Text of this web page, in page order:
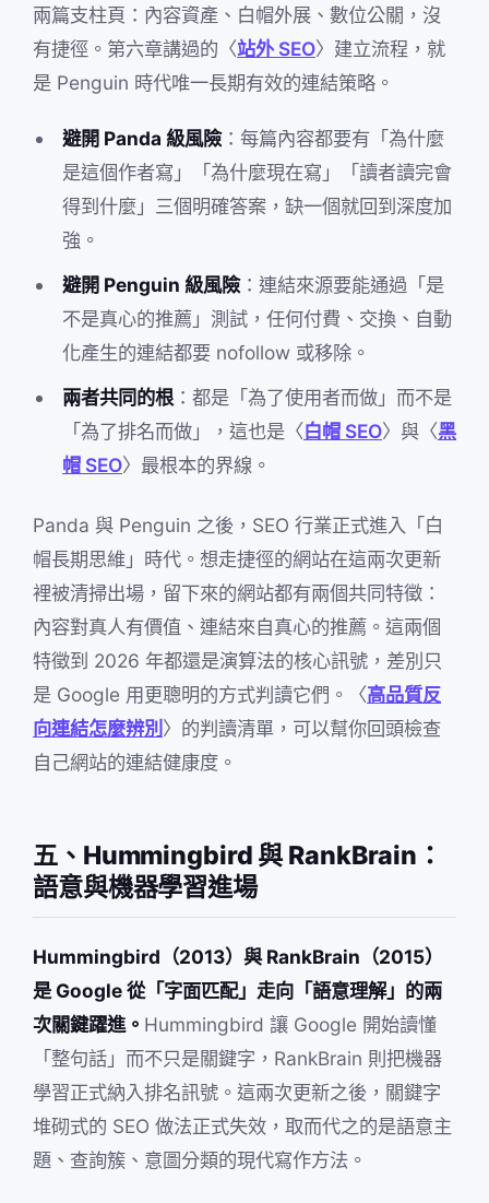
兩篇支柱頁：內容資產、白帽外展、數位公關，沒
有捷徑。第六章講過的〈站外 SEO〉建立流程，就
是 Penguin 時代唯一長期有效的連結策略。
避開 Panda 級風險：每篇內容都要有「為什麼
是這個作者寫」「為什麼現在寫」「讀者讀完會
得到什麼」三個明確答案，缺一個就回到深度加
強。
避開 Penguin 級風險：連結來源要能通過「是
不是真心的推薦」測試，任何付費、交換、自動
化產生的連結都要 nofollow 或移除。
兩者共同的根 ：都是「為了使用者而做」而不是
「為了排名而做」，這也是〈白帽 SEO〉與〈黑
帽 SEO〉最根本的界線。
Panda 與 Penguin 之後，SEO 行業正式進入「白
帽長期思維」時代。想走捷徑的網站在這兩次更新
裡被清掃出場，留下來的網站都有兩個共同特徵：
內容對真人有價值、連結來自真心的推薦。這兩個
特徵到 2026 年都還是演算法的核心訊號，差別只
是 Google 用更聰明的方式判讀它們。〈高品質反
向連結怎麼辨別 〉的判讀清單，可以幫你回頭檢查
自己網站的連結健康度。
五、Hummingbird 與 RankBrain：
語意與機器學習進場
Hummingbird（2013）與 RankBrain（2015）
是 Google 從「字面匹配」走向「語意理解」的兩
次關鍵躍進。 Hummingbird 讓 Google 開始讀懂
「整句話」而不只是關鍵字，RankBrain 則把機器
學習正式納入排名訊號。這兩次更新之後，關鍵字
堆砌式的 SEO 做法正式失效，取而代之的是語意主
題、查詢簇、意圖分類的現代寫作方法。